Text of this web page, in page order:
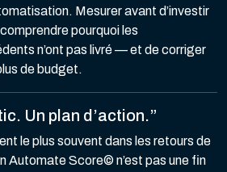
Mesurer avant d’investir
pourquoi les
n’ont pas livré — et de corriger
de budget.
Un plan d’action.”
le plus souvent dans les retours de
Automate Score© n’est pas une fin